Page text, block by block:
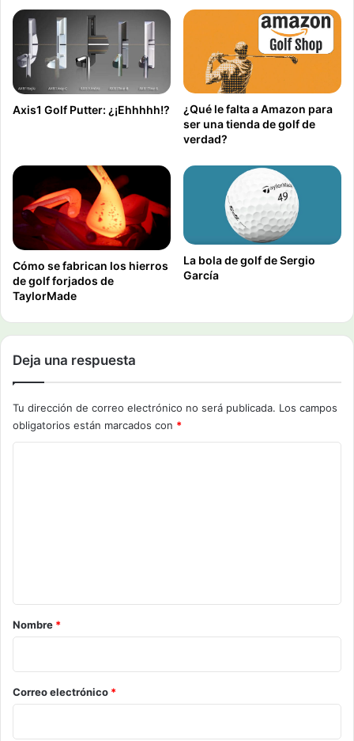
Axis1 Golf Putter: ¿¡Ehhhhh!?
¿Qué le falta a Amazon para
ser una tienda de golf de
verdad?
Cómo se fabrican los hierros
de golf forjados de
TaylorMade
La bola de golf de Sergio
García
Deja una respuesta
Tu dirección de correo electrónico no será publicada. Los campos
obligatorios están marcados con *
r
o
*
Nombre *
Correo electrónico *